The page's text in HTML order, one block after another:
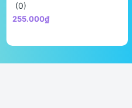
(0)
255.000₫